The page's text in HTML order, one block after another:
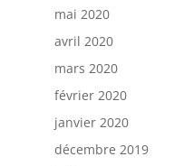
mai 2020
avril 2020
mars 2020
février 2020
janvier 2020
décembre 2019